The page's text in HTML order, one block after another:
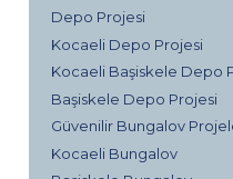
Depo Projesi
Kocaeli Depo Projesi
Kocaeli Başiskele Depo
Başiskele Depo Projesi
Güvenilir Bungalov
Kocaeli Bungalov